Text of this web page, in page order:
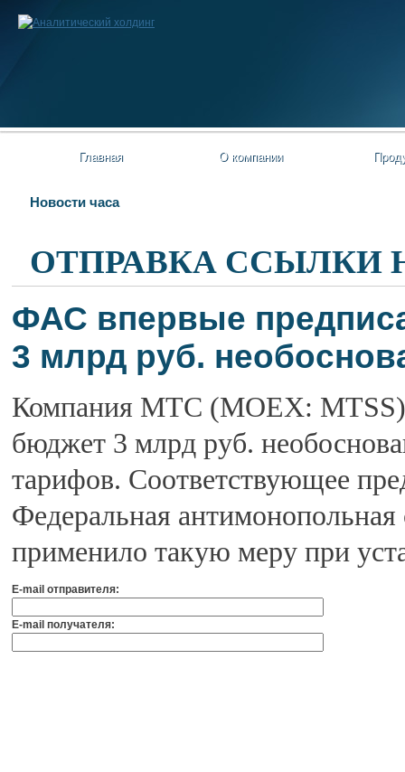
Главная О компании
Новости часа
ОТПРАВКА ССЫЛКИ
ФАС впервые
3 млрд руб.
Компания МТС (MOEX: MTSS)
бюджет 3 млрд руб.
тарифов. Соответствующее
Федеральная
применило такую меру при
E-mail отправителя:
E-mail получателя: